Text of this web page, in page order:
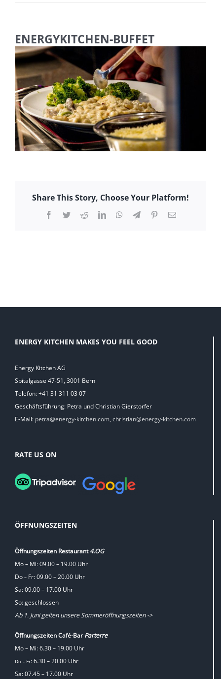
ENERGYKITCHEN-BUFFET
Share This Story, Choose Your Platform!
Facebook
TwitterRedditLinkedInWhatsApp
TelegramPinterest
E-
ENERGY KITCHEN MAKES YOU FEEL GOOD
Energy Kitchen AG
Spitalgasse 47-51, 3001 Bern
Telefon: +41 31 311 03 07
Geschäftsführung: Petra und Christian Gierstorfer
E-Mail: petra@energy-kitchen.com, christian@energy-kitchen.com
RATE US ON
ÖFFNUNGSZEITEN
Öffnungszeiten Restaurant4.OG
Mo – Mi: 09.00 – 19.00 Uhr
Do – Fr: 09.00 – 20.00 Uhr
Sa: 09.00 – 17.00 Uhr
So: geschlossen
Ab 1. Juni gelten unsere Sommeröffnungszeiten ->
Öffnungszeiten Café-BarParterre
Mo – Mi: 6.30 – 19.00 Uhr
Do – Fr: 6.30 – 20.00 Uhr
Sa: 07.45 – 17.00 Uhr